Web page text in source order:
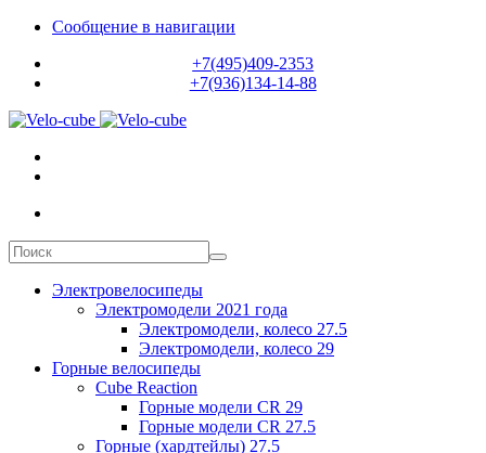
Сообщение в навигации
+7(495)409-2353
+7(936)134-14-88
Электровелосипеды
Электромодели 2021 года
Электромодели, колесо 27.5
Электромодели, колесо 29
Горные велосипеды
Cube Reaction
Горные модели CR 29
Горные модели CR 27.5
Горные (хардтейлы) 27.5